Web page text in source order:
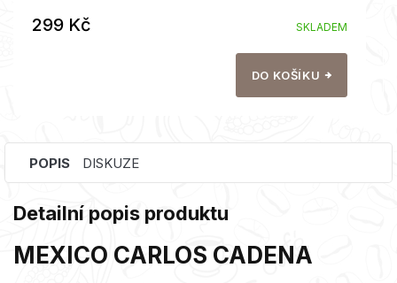
SKLADEM
299 Kč
DO KOŠÍKU
POPIS DISKUZE
Detailní popis produktu
MEXICO CARLOS CADENA